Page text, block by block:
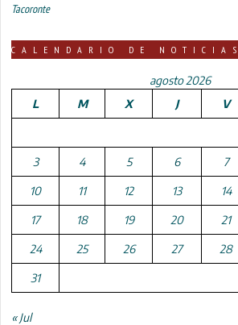
Tacoronte
CALENDARIO DE NOTICIAS
agosto 2026
L
M X J V
3 4 5 6 7
10 11 12 13 14
17 18 19 20 21
24 25 26 27 28
31
« Jul